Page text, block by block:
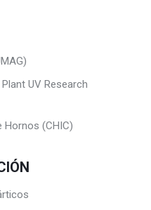
UV Research
Hornos (CHIC)